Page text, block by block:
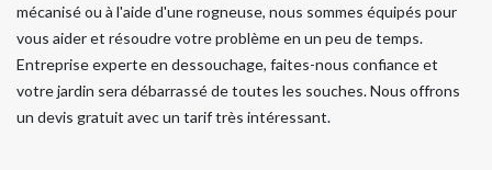
mécanisé ou à l'aide d'une rogneuse, nous sommes équipés pour
vous aider et résoudre votre problème en un peu de temps.
Entreprise experte en dessouchage, faites-nous confiance et
votre jardin sera débarrassé de toutes les souches. Nous offrons
un devis gratuit avec un tarif très intéressant.